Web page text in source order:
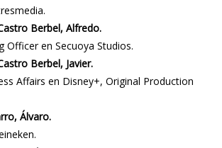
Berbel, Alfredo.
Officer en Secuoya Studios.
Berbel, Javier.
Affairs en Disney+, Original Production
Álvaro.